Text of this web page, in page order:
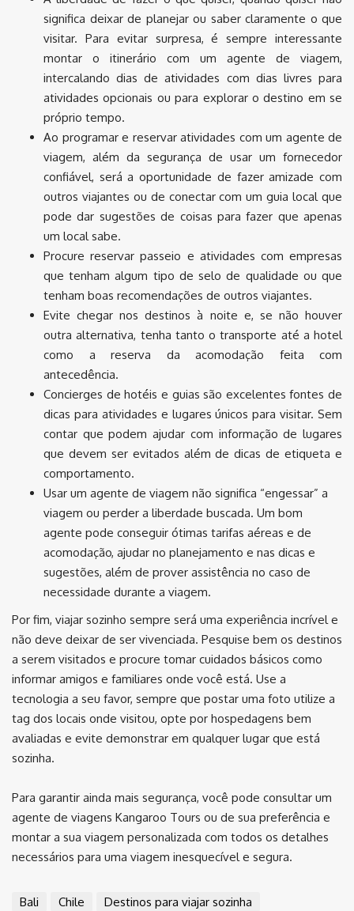
significa deixar de planejar ou saber claramente o que
visitar. Para evitar surpresa, é sempre interessante
montar o itinerário com um agente de viagem,
intercalando dias de atividades com dias livres para
atividades opcionais ou para explorar o destino em se
próprio tempo.
Ao programar e reservar atividades com um agente de
viagem, além da segurança de usar um fornecedor
confiável, será a oportunidade de fazer amizade com
outros viajantes ou de conectar com um guia local que
pode dar sugestões de coisas para fazer que apenas
um local sabe.
Procure reservar passeio e atividades com empresas
que tenham algum tipo de selo de qualidade ou que
tenham boas recomendações de outros viajantes.
Evite chegar nos destinos à noite e, se não houver
outra alternativa, tenha tanto o transporte até a hotel
como a reserva da acomodação feita com
antecedência.
Concierges de hotéis e guias são excelentes fontes de
dicas para atividades e lugares únicos para visitar. Sem
contar que podem ajudar com informação de lugares
que devem ser evitados além de dicas de etiqueta e
comportamento.
Usar um agente de viagem não significa “engessar” a
viagem ou perder a liberdade buscada. Um bom
agente pode conseguir ótimas tarifas aéreas e de
acomodação, ajudar no planejamento e nas dicas e
sugestões, além de prover assistência no caso de
necessidade durante a viagem.
Por fim, viajar sozinho sempre será uma experiência incrível e
não deve deixar de ser vivenciada. Pesquise bem os destinos
a serem visitados e procure tomar cuidados básicos como
informar amigos e familiares onde você está. Use a
tecnologia a seu favor, sempre que postar uma foto utilize a
tag dos locais onde visitou, opte por hospedagens bem
avaliadas e evite demonstrar em qualquer lugar que está
sozinha.
Para garantir ainda mais segurança, você pode consultar um
agente de viagens Kangaroo Tours ou de sua preferência e
montar a sua viagem personalizada com todos os detalhes
necessários para uma viagem inesquecível e segura.
Bali Chile
Destinos para viajar sozinha